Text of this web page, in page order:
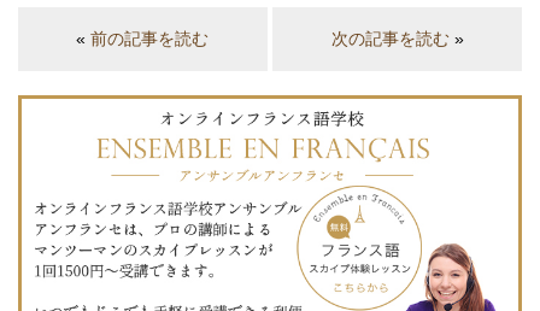
«前の記事を読む 次の記事を読む»